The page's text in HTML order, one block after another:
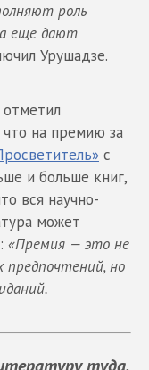
роль
а еще дают
Урушадзе.
что на премию за
с
и больше книг,
вся научно-
может
«Премия — это не
предпочтений, но
туда,